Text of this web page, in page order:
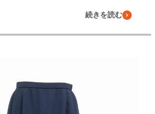
続きを読む